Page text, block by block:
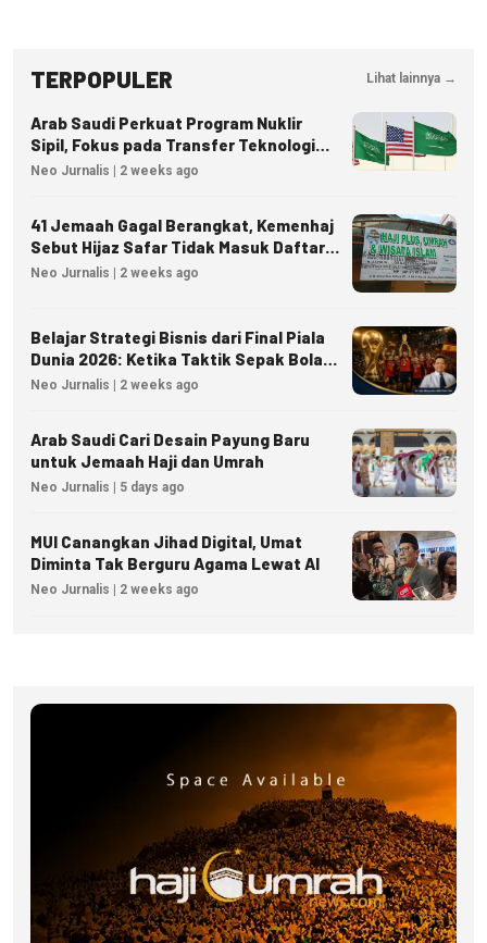
TERPOPULER Lihat lainnya →
Arab Saudi Perkuat Program Nuklir
Sipil, Fokus pada Transfer Teknologi
dan Kedaulatan Energi
Neo Jurnalis | 2 weeks ago
41 Jemaah Gagal Berangkat, Kemenhaj
Sebut Hijaz Safar Tidak Masuk Daftar
Resmi PPIU
Neo Jurnalis | 2 weeks ago
Belajar Strategi Bisnis dari Final Piala
Dunia 2026: Ketika Taktik Sepak Bola
Menjadi Inspirasi Kesuksesan Bisnis
Neo Jurnalis | 2 weeks ago
Arab Saudi Cari Desain Payung Baru
untuk Jemaah Haji dan Umrah
Neo Jurnalis | 5 days ago
MUI Canangkan Jihad Digital, Umat
Diminta Tak Berguru Agama Lewat AI
Neo Jurnalis | 2 weeks ago